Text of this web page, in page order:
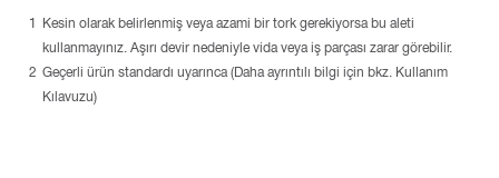
Kesin olarak belirlenmiş veya azami bir tork gerekiyorsa bu aleti
kullanmayınız. Aşırı devir nedeniyle vida veya iş parçası zarar görebilir.
Geçerli ürün standardı uyarınca (Daha ayrıntılı bilgi için bkz. Kullanım
Kılavuzu)